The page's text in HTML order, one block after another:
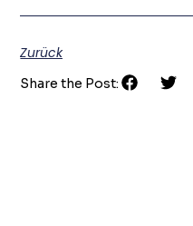
Zurück
Share the Post: